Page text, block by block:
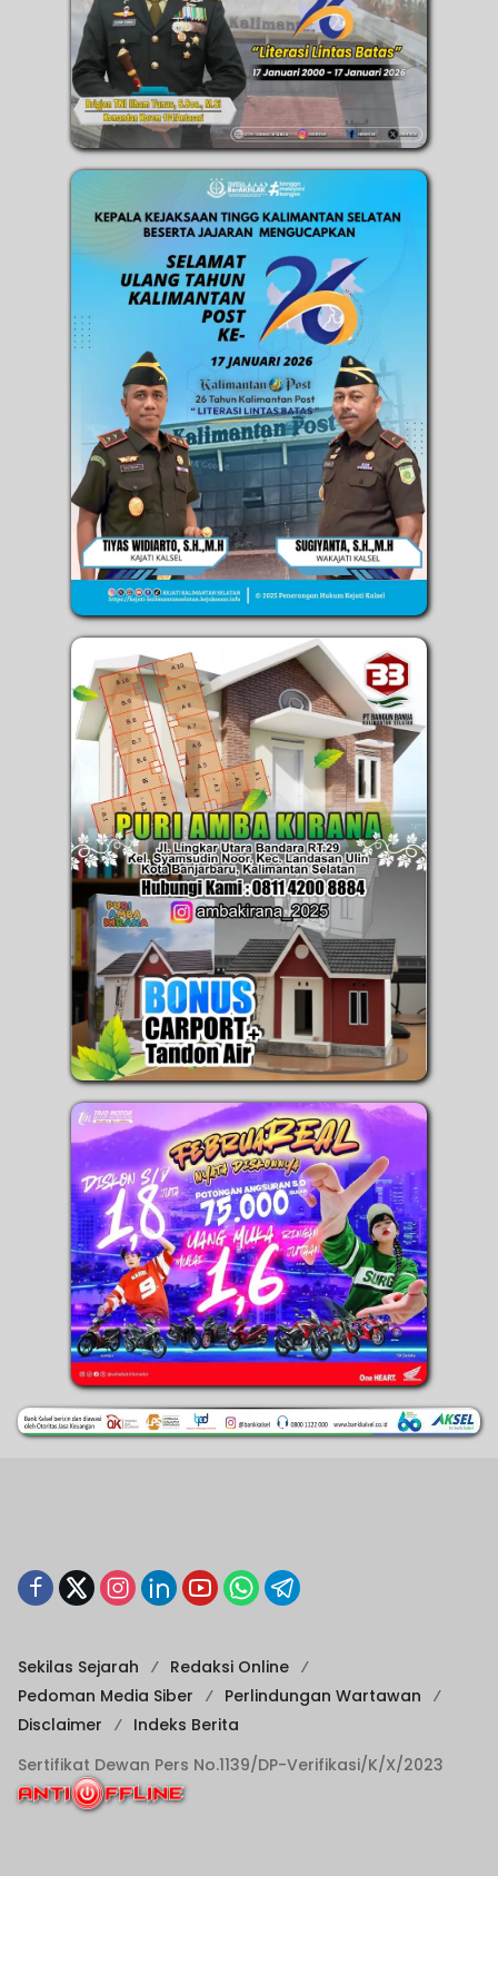
Sekilas Sejarah
Redaksi Online
Pedoman Media Siber
Perlindungan Wartawan
Disclaimer
Indeks Berita
Sertifikat Dewan Pers No.1139/DP-Verifikasi/K/X/2023